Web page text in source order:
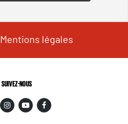
Mentions légales
SUIVEZ-NOUS